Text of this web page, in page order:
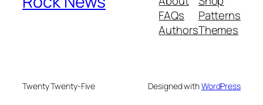
FAQs
Authors
Patterns
Themes
Twenty Twenty-Five Designed withWordPress